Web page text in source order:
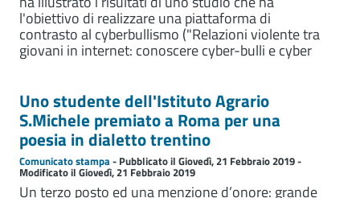
l'obiettivo di realizzare una piattaforma di
contrasto al cyberbullismo ("Relazioni violente tra
giovani in internet: conoscere cyber-bulli e cyber
Uno studente dell'Istituto Agrario
S.Michele premiato a Roma per una
poesia in dialetto trentino
Comunicato stampa- Pubblicato il Giovedì, 21 Febbraio 2019 -
Modificato il Giovedì, 21 Febbraio 2019
Un terzo posto ed una menzione d’onore: grande